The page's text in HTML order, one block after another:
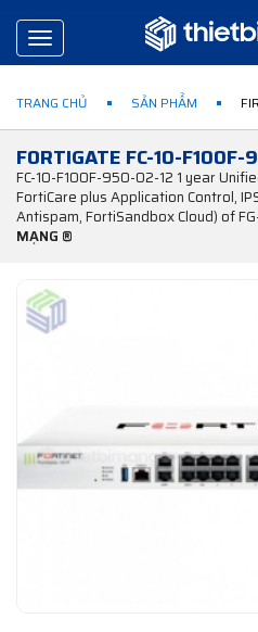
Toggle
navigation
TRANG CHỦ SẢN PHẨM
FORTIGATE FC-10-
FC-10-F100F-950-02-12 1 year
FortiCare plus Application Control,
Antispam, FortiSandbox Cloud) of
MẠNG ®